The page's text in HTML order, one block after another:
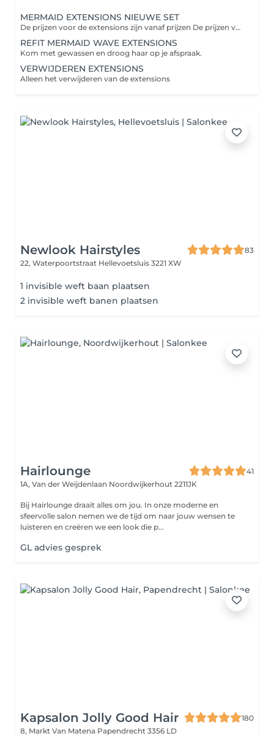
MERMAID EXTENSIONS NIEUWE SET
De prijzen voor de extensions zijn vanaf prijzen De prijzen voor verdikkingen 1 rij zijn tussen de € 299,00 - € 499,00 De prijzen voor verlenging 2 rijen zijn tussen de € 599,00 - € 899,00 De prijzen voor verlening 3 rijen zijn tussen de € 899,00 - € 1499,00
REFIT MERMAID WAVE EXTENSIONS
Kom met gewassen en droog haar op je afspraak.
VERWIJDEREN EXTENSIONS
Alleen het verwijderen van de extensions
Newlook Hairstyles
83
22, Waterpoortstraat Hellevoetsluis 3221 XW
1 invisible weft baan plaatsen
2 invisible weft banen plaatsen
Hairlounge
41
1A, Van der Weijdenlaan Noordwijkerhout 2211JK
Bij Hairlounge draait alles om jou. In onze moderne en
sfeervolle salon nemen we de tijd om naar jouw wensen te
luisteren en creëren we een look die p...
GL advies gesprek
Kapsalon Jolly Good Hair
180
8, Markt Van Matena Papendrecht 3356 LD